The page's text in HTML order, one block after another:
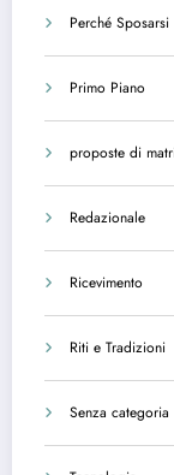
Perché Sposarsi
Primo Piano
proposte di
Redazionale
Ricevimento
Riti e Tradizioni
Senza categoria